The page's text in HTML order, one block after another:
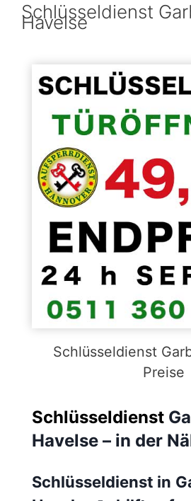
Schlüsseldienst
Havelse
Schlüsseldienst
Preise
Schlüsseldienst
Havelse – in der
Schlüsseldienst in